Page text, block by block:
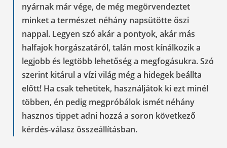
nyárnak már vége, de még megörvendeztet
minket a természet néhány napsütötte őszi
nappal. Legyen szó akár a pontyok, akár más
halfajok horgászatáról, talán most kínálkozik a
legjobb és legtöbb lehetőség a megfogásukra. Szó
szerint kitárul a vízi világ még a hidegek beállta
előtt! Ha csak tehetitek, használjátok ki ezt minél
többen, én pedig megpróbálok ismét néhány
hasznos tippet adni hozzá a soron következő
kérdés-válasz összeállításban.